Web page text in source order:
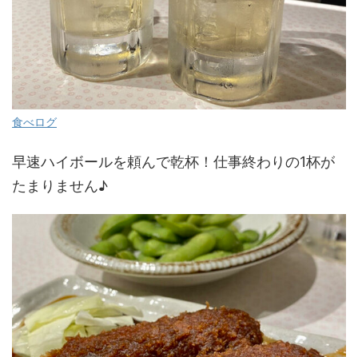
食べログ
早速ハイボールを頼んで乾杯！仕事終わりの1杯が
たまりません♪